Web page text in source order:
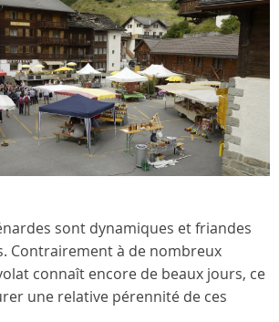
sont dynamiques et friandes
Contrairement à de nombreux
connaît encore de beaux jours, ce
une relative pérennité de ces